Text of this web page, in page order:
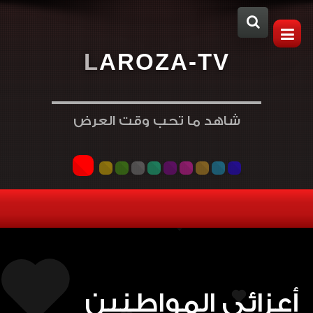
LAROZA-TV
شاهد ما تحب وقت العرض
أعزائي المواطنين